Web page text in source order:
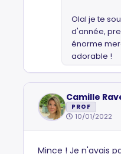
Olal je te
d'année,
énorme
adorable !
Camille
PROF
10/01/2022
Mince ! Je n'avais